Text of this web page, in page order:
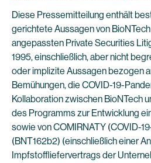
Diese Pressemitteilung enthält
gerichtete Aussagen von
angepassten Private Securities
1995, einschließlich, aber nicht
oder implizite Aussagen bezogen
Bemühungen, die COVID-19-
Kollaboration zwischen BioNTech
des Programms zur Entwicklung
sowie von COMIRNATY (COVID-
(BNT162b2) (einschließlich einer
Impfstoffliefervertrags der